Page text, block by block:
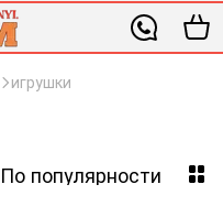
игрушки
По популярности